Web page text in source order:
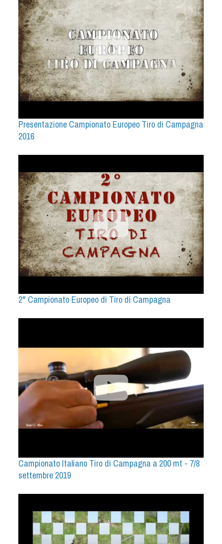
Presentazione Campionato Europeo Tiro di Campagna
2016
2° Campionato Europeo di Tiro di Campagna
Campionato Italiano Tiro di Campagna a 200 mt - 7/8
settembre 2019